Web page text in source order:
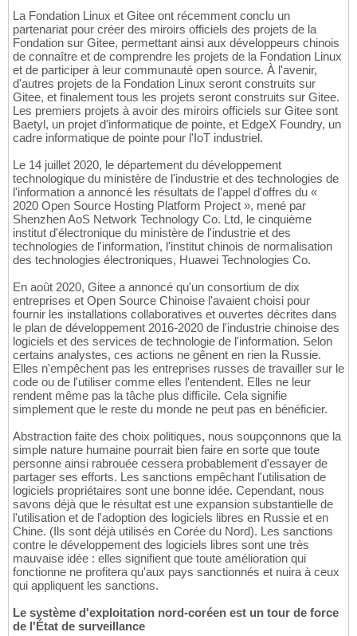
La Fondation Linux et Gitee ont récemment conclu un
partenariat pour créer des miroirs officiels des projets de la
Fondation sur Gitee, permettant ainsi aux développeurs chinois
de connaître et de comprendre les projets de la Fondation Linux
et de participer à leur communauté open source. À l'avenir,
d'autres projets de la Fondation Linux seront construits sur
Gitee, et finalement tous les projets seront construits sur Gitee.
Les premiers projets à avoir des miroirs officiels sur Gitee sont
Baetyl, un projet d'informatique de pointe, et EdgeX Foundry, un
cadre informatique de pointe pour l'IoT industriel.
Le 14 juillet 2020, le département du développement
technologique du ministère de l'industrie et des technologies de
l'information a annoncé les résultats de l'appel d'offres du «
2020 Open Source Hosting Platform Project », mené par
Shenzhen AoS Network Technology Co. Ltd, le cinquième
institut d'électronique du ministère de l'industrie et des
technologies de l'information, l'institut chinois de normalisation
des technologies électroniques, Huawei Technologies Co.
En août 2020, Gitee a annoncé qu'un consortium de dix
entreprises et Open Source Chinoise l'avaient choisi pour
fournir les installations collaboratives et ouvertes décrites dans
le plan de développement 2016-2020 de l'industrie chinoise des
logiciels et des services de technologie de l'information. Selon
certains analystes, ces actions ne gênent en rien la Russie.
Elles n'empêchent pas les entreprises russes de travailler sur le
code ou de l'utiliser comme elles l'entendent. Elles ne leur
rendent même pas la tâche plus difficile. Cela signifie
simplement que le reste du monde ne peut pas en bénéficier.
Abstraction faite des choix politiques, nous soupçonnons que la
simple nature humaine pourrait bien faire en sorte que toute
personne ainsi rabrouée cessera probablement d'essayer de
partager ses efforts. Les sanctions empêchant l'utilisation de
logiciels propriétaires sont une bonne idée. Cependant, nous
savons déjà que le résultat est une expansion substantielle de
l'utilisation et de l'adoption des logiciels libres en Russie et en
Chine. (Ils sont déjà utilisés en Corée du Nord). Les sanctions
contre le développement des logiciels libres sont une très
mauvaise idée : elles signifient que toute amélioration qui
fonctionne ne profitera qu'aux pays sanctionnés et nuira à ceux
qui appliquent les sanctions.
Le système d'exploitation nord-coréen est un tour de force
de l'État de surveillance